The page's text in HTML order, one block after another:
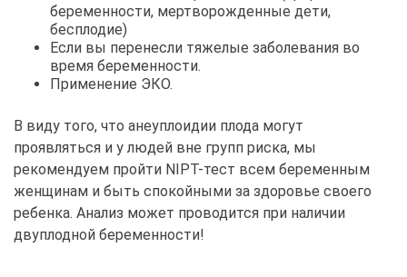
беременности, мертворожденные дети,
бесплодие)
Если вы перенесли тяжелые заболевания во
время беременности.
Применение ЭКО.
В виду того, что анеуплоидии плода могут
проявляться и у людей вне групп риска, мы
рекомендуем пройти NIPT-тест всем беременным
женщинам и быть спокойными за здоровье своего
ребенка. Анализ может проводится при наличии
двуплодной беременности!